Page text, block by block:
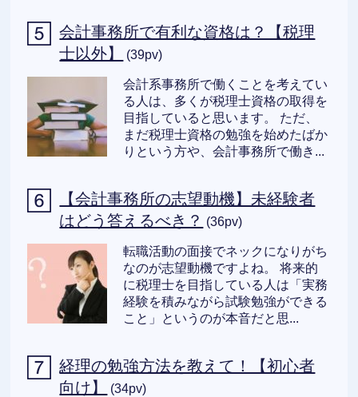
会計事務所で有利な資格は？【税理
士以外】
(39pv)
会計系事務所で働くことを考えてい
る人は、多くが税理士資格の取得を
目指していると思います。 ただ、
まだ税理士資格の勉強を始めたばか
りという方や、会計事務所で働き...
【会計事務所の志望動機】未経験者
はどう答えるべき？ (36pv)
転職活動の面接でネックになりがち
なのが志望動機ですよね。 将来的
に税理士を目指している人は「実務
経験を積みながら試験勉強ができる
こと」というのが本音だと思...
経理の勉強方法を教えて！【初心者
向け】
(34pv)